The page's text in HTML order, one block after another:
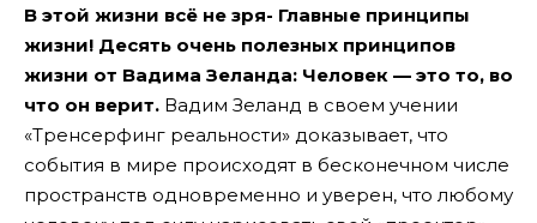
В этой жизни всё не зря- Главные принципы
жизни! Десять очень полезных принципов
жизни от Вадима Зеланда: Человек — это то, во
что он верит. Вадим Зеланд в своем учении
«Тренсерфинг реальности» доказывает, что
события в мире происходят в бесконечном числе
пространств одновременно и уверен, что любому